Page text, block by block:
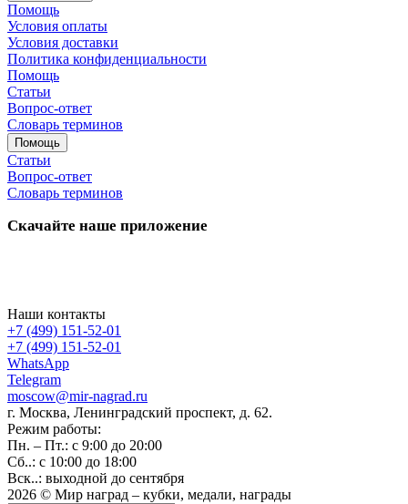
Помощь
Условия оплаты
Условия доставки
Политика конфиденциальности
Помощь
Статьи
Вопрос-ответ
Словарь терминов
Помощь
Статьи
Вопрос-ответ
Словарь терминов
Скачайте наше приложение
Наши контакты
+7 (499) 151-52-01
+7 (499) 151-52-01
WhatsApp
Telegram
moscow@mir-nagrad.ru
г. Москва, Ленинградский проспект, д. 62.
Режим работы:
Пн. – Пт.: с 9:00 до 20:00
Сб..: с 10:00 до 18:00
Вск..: выходной до сентября
2026 © Мир наград – кубки, медали, награды